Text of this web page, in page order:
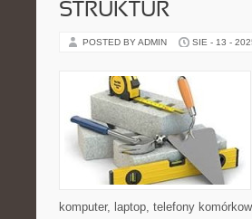
STRUKTUR
POSTED BY ADMIN SIE - 13 -
komputer, laptop, telefony